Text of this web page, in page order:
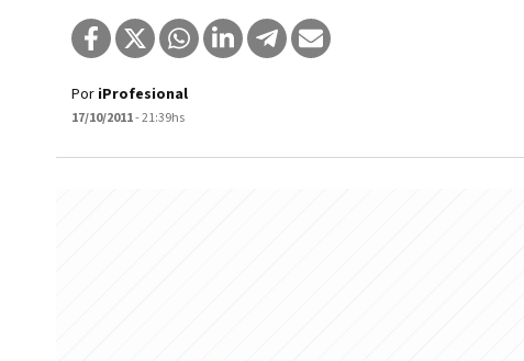
Por iProfesional
17/10/2011- 21:39hs